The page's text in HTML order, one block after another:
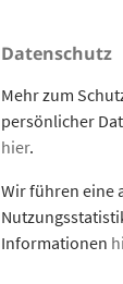
Datenschutz
Mehr zum
persönlicher
hier.
Wir führen eine
Informationen